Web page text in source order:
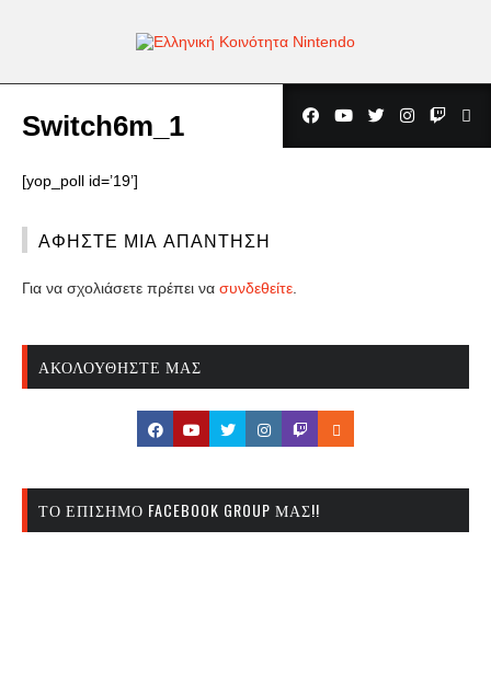
Switch6m_1
[yop_poll id=’19’]
ΑΦΉΣΤΕ ΜΙΑ ΑΠΆΝΤΗΣΗ
Για να σχολιάσετε πρέπει να συνδεθείτε
ΑΚΟΛΟΥΘΉΣΤΕ ΜΑΣ
ΤΟ ΕΠΊΣΗΜΟ FACEBOOK GROUP ΜΑΣ!!